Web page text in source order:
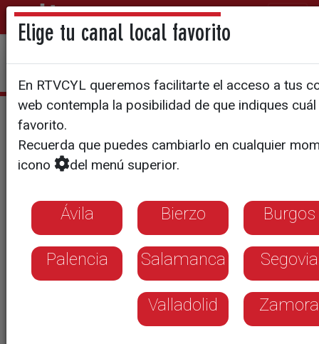
Estefanía Ureña
Elige tu canal local favorito
En RTVCYL queremos facilitarte el acceso a tus
web contempla la posibilidad de que indiques
favorito.
Recuerda que puedes cambiarlo en cualquier
icono
del menú superior.
Ávila Bierzo Burgos
Palencia Salamanca Segovia
Valladolid Zamora